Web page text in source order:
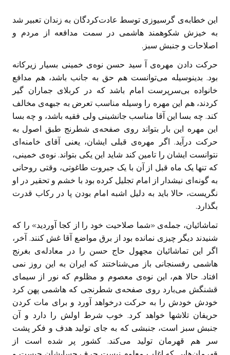
این خطابه‌ی گرسیوزی توسط عادت‌کردگان به زندان تعبیر شد
به خیزش شکوهمند هاشمی در سمت مدافعه از مردم و
اصلاحات و جنبش سبز.
حرکت دادن مهره‌ی آ سید حسن نوه‌ی خمینی بسیار زیرکانه
بود. بدینوسیله می‌توانست هم حق به جانب باشد، هم مدافع
خانواده بی‌سرپرست امام باشد که در کربلای جماران گیر
کردند، هم این مهره را وسیله مناسب تعرض به جبهه‌ی مخالف
کند. چه بسا این آقا مناسب جانشینی ولی فقیه باشد، و چه بسا
این مهره این بار بتواند روی صفحه‌ی شطرنج طبق اصول به
حرکت درآید. اگر مهره‌ی قبلی ایشان، یعنی آقای خامنه‌ای
نتوانست ایشان را تامین کند شاید این یکی بتواند. نوه‌ی خمینی،
که تنها یک ماه قبل از آن با یک جبروت طاغوتی، وقتی روحانی
به گونه‌ای نیشدار از امام تجلیل کرده بود با خشم و تحقیر در او
نگریست، حالا باید به دلیل اشبه امام بودن پا در رکاب قدرت
بگذارد.
تماشائیان، جمله‌ی «شما صلاحیت خود را از کجا آوردید» را که
شنیدند دیگر چیزی نمانده بود از برق مواضع آقا غش کنند. آخر،
اگر این تماشائیان مجهول حاج حسن را در معادله‌ی بغرنج
هاشمی رفسنجانی باز می‌شناختند که ایران به این روز نمی‌
افتاد. حالا هم، این نوه‌ی معصوم و مظلوم که نور از سیمای
قشنگش می‌بارد روی صفحه‌ی شطرنجی که هاشمی پهن کرد
خودش خودش را به حرکت درخواهد آورد و برای مات کردن
حریفان تلاشها خواهد کرد. خوب شرط اولش را دارد و آن
جنبش سبز است، جنبشی که به جای تولید هدف و فکر پشت
سر هم قهرمان تولید می‌کند. کشور پر شده است از